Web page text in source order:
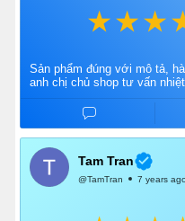
Sản phẩm đúng với mô tả,
anh chị chủ shop tư vấn
Tam Tran
@TamTran 7 years ago